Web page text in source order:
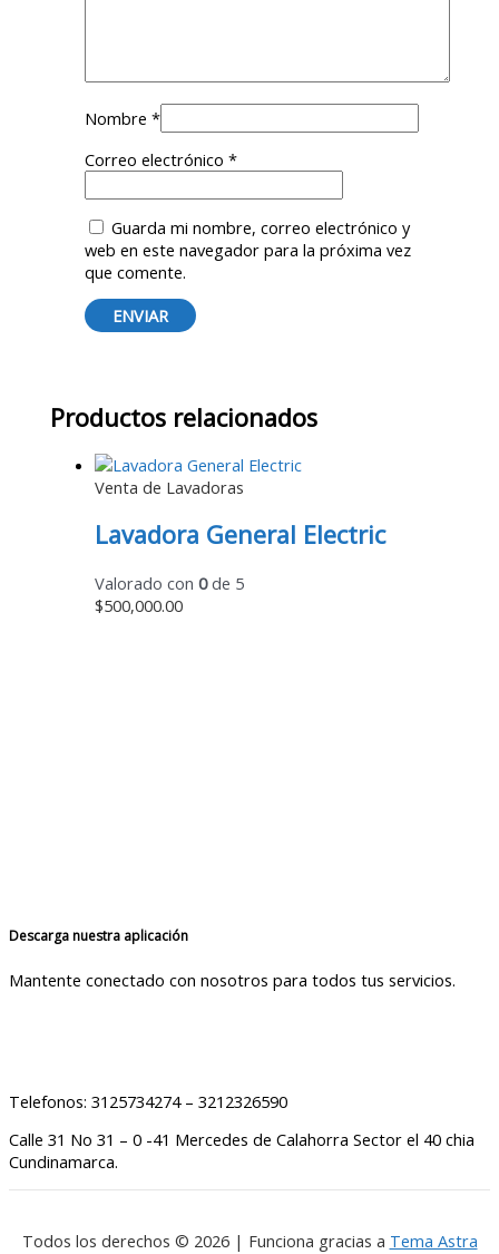
Nombre*
Correo electrónico*
Guarda mi nombre, correo electrónico y
web en este navegador para la próxima vez
que comente.
Productos relacionados
Venta de Lavadoras
Lavadora General Electric
Valorado con0de 5
$500,000.00
Descarga nuestra aplicación
Mantente conectado con nosotros para todos tus servicios.
Telefonos: 3125734274 – 3212326590
Calle 31 No 31 – 0 -41 Mercedes de Calahorra Sector el 40 chia
Cundinamarca.
Todos los derechos © 2026 | Funciona gracias a Tema Astra